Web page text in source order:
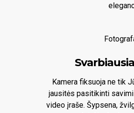
Kamera fiksuoja ne tik
jausitės pasitikinti
video įraše. Šypsena,